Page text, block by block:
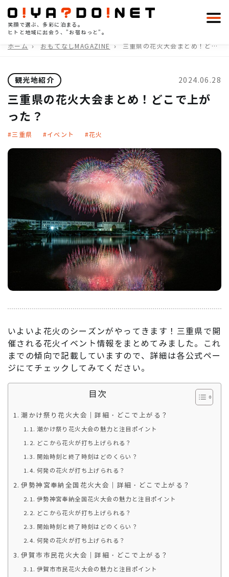
笑顔で選ぶ、多彩に泊まる。
ヒトと地域に出会う、”お宿ねっと”。
ホーム おもてなしMAGAZINE
三重県の花火大会まとめ！どこ
観光地紹介 2024.06.28
三重県の花火大会まとめ！どこで上が
った？
三重県 イベント 花火
いよいよ花火のシーズンがやってきます！三重県で開
催される花火イベント情報をまとめてみました。これ
までの傾向で記載していますので、詳細は各公式ペー
ジにてチェックしてみてください。
目次
潮かけ祭り花火大会｜詳細・どこで上がる？
潮かけ祭り花火大会の魅力と注目ポイント
どこから花火が打ち上げられる？
開始時刻と終了時刻はどのくらい？
何発の花火が打ち上げられる？
伊勢神宮奉納全国花火大会｜詳細・どこで上がる？
伊勢神宮奉納全国花火大会の魅力と注目ポイント
どこから花火が打ち上げられる？
開始時刻と終了時刻はどのくらい？
何発の花火が打ち上げられる？
伊賀市市民花火大会｜詳細・どこで上がる？
伊賀市市民花火大会の魅力と注目ポイント